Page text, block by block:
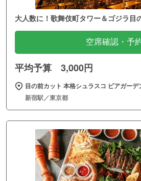
大人数に！歌舞伎町タワー＆ゴジラ目
空席確認・予
平均予算 3,000円
目の前カット 本格シュラスコ ビアガー
新宿駅／東京都